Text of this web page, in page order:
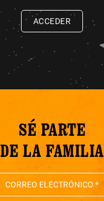
ACCEDER
SÉ PARTE
DE LA FAMILIA